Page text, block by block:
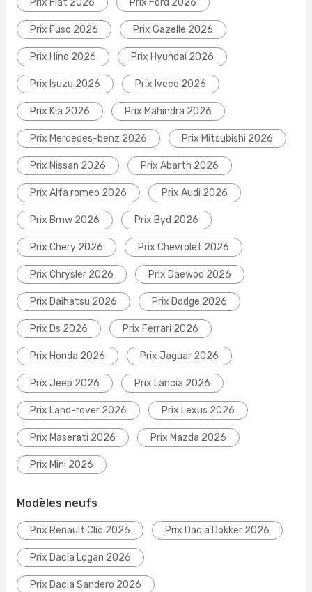
Prix Fiat 2026 Prix Ford 2026
Prix Fuso 2026 Prix Gazelle 2026
Prix Hino 2026 Prix Hyundai 2026
Prix Isuzu 2026 Prix Iveco 2026
Prix Kia 2026 Prix Mahindra 2026
Prix Mercedes-benz 2026 Prix Mitsubishi 2026
Prix Nissan 2026 Prix Abarth 2026
Prix Alfa romeo 2026 Prix Audi 2026
Prix Bmw 2026 Prix Byd 2026
Prix Chery 2026 Prix Chevrolet 2026
Prix Chrysler 2026 Prix Daewoo 2026
Prix Daihatsu 2026 Prix Dodge 2026
Prix Ds 2026 Prix Ferrari 2026
Prix Honda 2026 Prix Jaguar 2026
Prix Jeep 2026 Prix Lancia 2026
Prix Land-rover 2026 Prix Lexus 2026
Prix Maserati 2026 Prix Mazda 2026
Prix Mini 2026
Modèles neufs
Prix Renault Clio 2026 Prix Dacia Dokker 2026
Prix Dacia Logan 2026
Prix Dacia Sandero 2026